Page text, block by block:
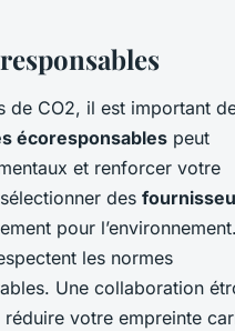
de CO2, il est important
écoresponsables peut
et renforcer votre
des
pour
les normes
Une collaboration
votre empreinte